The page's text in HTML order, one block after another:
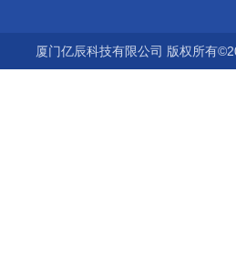
厦门亿辰科技有限公司 版权所有